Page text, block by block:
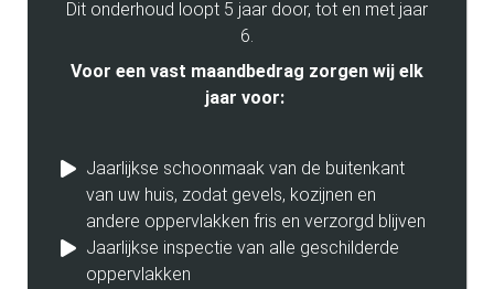
Dit onderhoud loopt 5 jaar door, tot en met jaar
6.
Voor een vast maandbedrag zorgen wij elk
jaar voor:
Jaarlijkse schoonmaak van de buitenkant
van uw huis, zodat gevels, kozijnen en
andere oppervlakken fris en verzorgd blijven
Jaarlijkse inspectie van alle geschilderde
oppervlakken